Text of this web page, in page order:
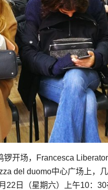
开场，Francesca
del duomo中心广场上，
日（星期六）上午10：